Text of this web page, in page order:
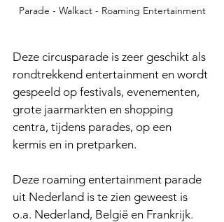
Parade - Walkact - Roaming Entertainment
Deze circusparade is zeer geschikt als
rondtrekkend entertainment en wordt
gespeeld op festivals, evenementen,
grote jaarmarkten en shopping
centra, tijdens parades, op een
kermis en in pretparken.
Deze roaming entertainment parade
uit Nederland is te zien geweest is
o.a. Nederland, België en Frankrijk.